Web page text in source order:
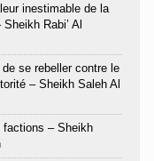
inestimable de la
Rabi’ Al
de se rebeller contre le
– Sheikh Saleh Al
factions – Sheikh